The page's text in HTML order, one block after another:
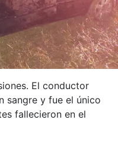
El conductor
sangre y fue el único
fallecieron en el